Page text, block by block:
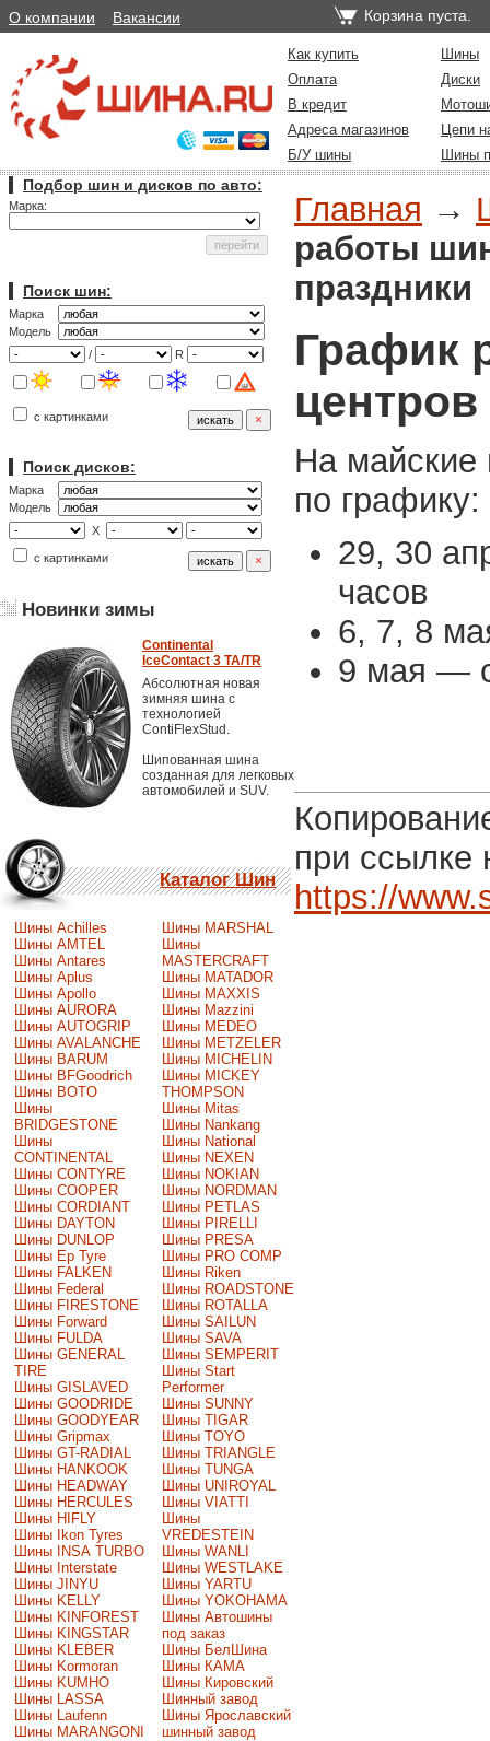
О компании Вакансии Корзина пуста.
Как купить
Шины
Оплата
Диски
В кредит
Адреса магазинов
Цепи
Б/У шины
Шины
Подбор шин и дисков по авто:
Марка:
Поиск шин:
Марка
Модель
/
R
с картинками
Поиск дисков:
Марка
Модель
X
с картинками
Новинки зимы
Continental
IceContact 3 TA/TR
Абсолютная новая
зимняя шина с
технологией
ContiFlexStud.
Шипованная шина
созданная для легковых
автомобилей и SUV.
Каталог Шин
Шины Achilles
Шины AMTEL
Шины Antares
Шины Aplus
Шины Apollo
Шины AURORA
Шины AUTOGRIP
Шины AVALANCHE
Шины BARUM
Шины BFGoodrich
Шины BOTO
Шины
BRIDGESTONE
Шины
CONTINENTAL
Шины CONTYRE
Шины COOPER
Шины CORDIANT
Шины DAYTON
Шины DUNLOP
Шины Ep Tyre
Шины FALKEN
Шины Federal
Шины FIRESTONE
Шины Forward
Шины FULDA
Шины GENERAL
TIRE
Шины GISLAVED
Шины GOODRIDE
Шины GOODYEAR
Шины Gripmax
Шины GT-RADIAL
Шины HANKOOK
Шины HEADWAY
Шины HERCULES
Шины HIFLY
Шины Ikon Tyres
Шины INSA TURBO
Шины Interstate
Шины JINYU
Шины KELLY
Шины KINFOREST
Шины KINGSTAR
Шины KLEBER
Шины Kormoran
Шины KUMHO
Шины LASSA
Шины Laufenn
Шины MARANGONI
Шины MARSHAL
Шины
MASTERCRAFT
Шины MATADOR
Шины MAXXIS
Шины Mazzini
Шины MEDEO
Шины METZELER
Шины MICHELIN
Шины MICKEY
THOMPSON
Шины Mitas
Шины Nankang
Шины National
Шины NEXEN
Шины NOKIAN
Шины NORDMAN
Шины PETLAS
Шины PIRELLI
Шины PRESA
Шины PRO COMP
Шины Riken
Шины ROADSTONE
Шины ROTALLA
Шины SAILUN
Шины SAVA
Шины SEMPERIT
Шины Start
Performer
Шины SUNNY
Шины TIGAR
Шины TOYO
Шины TRIANGLE
Шины TUNGA
Шины UNIROYAL
Шины VIATTI
Шины
VREDESTEIN
Шины WANLI
Шины WESTLAKE
Шины YARTU
Шины YOKOHAMA
Шины Автошины
под заказ
Шины БелШина
Шины КАМА
Шины Кировский
Шинный завод
Шины Ярославский
шинный завод
Главная →
работы
праздники
График
На майские
по графику:
29, 30
часов
6, 7, 8
9 мая —
при ссылке
https://